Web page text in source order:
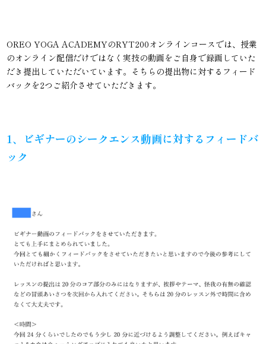
OREO YOGA ACADEMYのRYT200オンラインコースでは、授業
のオンライン配信だけではなく実技の動画をご自身で録画していた
だき提出していただいています。そちらの提出物に対するフィード
バックを2つご紹介させていただきます。
1、
ビギナーのシークエンス動画に対するフィードバ
ック